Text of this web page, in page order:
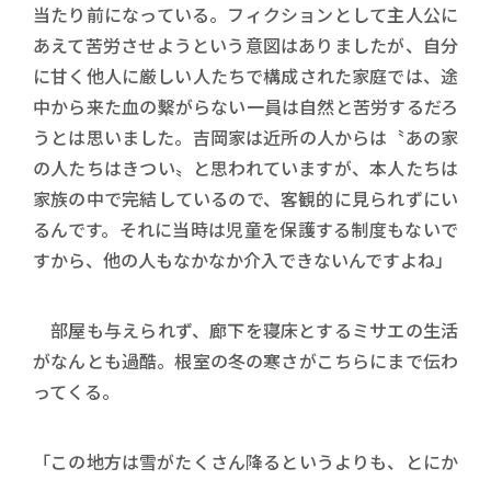
当たり前になっている。フィクションとして主人公に
あえて苦労させようという意図はありましたが、自分
に甘く他人に厳しい人たちで構成された家庭では、途
中から来た血の繫がらない一員は自然と苦労するだろ
うとは思いました。吉岡家は近所の人からは〝あの家
の人たちはきつい〟と思われていますが、本人たちは
家族の中で完結しているので、客観的に見られずにい
るんです。それに当時は児童を保護する制度もないで
すから、他の人もなかなか介入できないんですよね」
部屋も与えられず、廊下を寝床とするミサエの生活
がなんとも過酷。根室の冬の寒さがこちらにまで伝わ
ってくる。
「この地方は雪がたくさん降るというよりも、とにか